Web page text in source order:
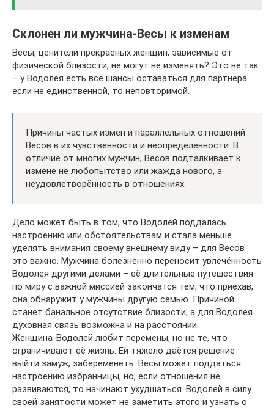
Склонен ли мужчина-Весы к изменам
Весы, ценители прекрасных женщин, зависимые от
физической близости, не могут не изменять? Это не так
– у Водолея есть все шансы оставаться для партнёра
если не единственной, то неповторимой.
Причины частых измен и параллельных отношений
Весов в их чувственности и неопределённости. В
отличие от многих мужчин, Весов подталкивает к
измене не любопытство или жажда нового, а
неудовлетворённость в отношениях.
Дело может быть в том, что Водолей поддалась
настроению или обстоятельствам и стала меньше
уделять внимания своему внешнему виду – для Весов
это важно. Мужчина болезненно переносит увлечённость
Водолея другими делами – её длительные путешествия
по миру с важной миссией закончатся тем, что приехав,
она обнаружит у мужчины другую семью. Причиной
станет банальное отсутствие близости, а для Водолея
духовная связь возможна и на расстоянии.
Женщина-Водолей любит перемены, но не те, что
ограничивают её жизнь. Ей тяжело даётся решение
выйти замуж, забеременеть. Весы может поддаться
настроению избранницы, но, если отношения не
развиваются, то начинают ухудшаться. Водолей в силу
своей занятости может не заметить этого и узнать о